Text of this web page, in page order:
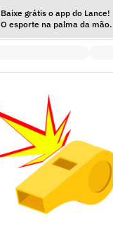
Baixe grátis o app do Lance!
O esporte na palma da mão.